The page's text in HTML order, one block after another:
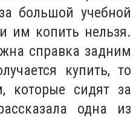
большой учебной
им копить нельзя.
справка задним
купить, то
которые сидят за
одна из